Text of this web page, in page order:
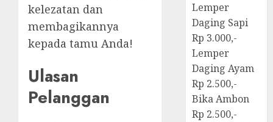
kelezatan dan
membagikannya
kepada tamu Anda!
Ulasan
Pelanggan
Lemper
Daging Sapi
Rp 3.000,-
Lemper
Daging Ayam
Rp 2.500,-
Bika Ambon
Rp 2.500,-